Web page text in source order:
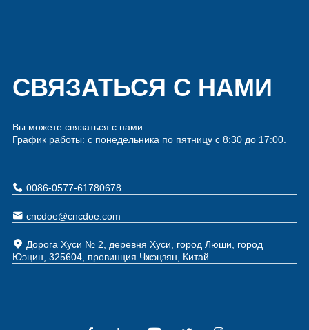
СВЯЗАТЬСЯ С НАМИ
Вы можете связаться с нами.
График работы: с понедельника по пятницу с 8:30 до 17:00.
0086-0577-61780678
cncdoe@cncdoe.com
Дорога Хуси № 2, деревня Хуси, город Люши, город
Юэцин, 325604, провинция Чжэцзян, Китай